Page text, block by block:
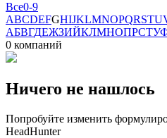
Все0-9
ABCDEFGHIJKLMNOPQRSTU
АБВГДЕЖЗИЙКЛМНОПРСТУ
0 компаний
Ничего не нашлось
Попробуйте изменить
HeadHunter